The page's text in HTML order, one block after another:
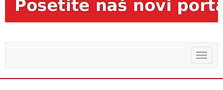
Toggle